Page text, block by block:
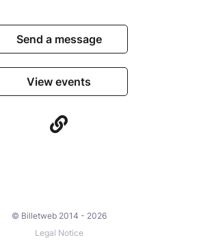
Send a message
View events
© Billetweb 2014 - 2026
Legal Notice